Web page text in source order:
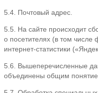
5.4. Почтовый адрес.
5.5. На сайте происходит
о посетителях (в том
интернет-статистики
5.6. Вышеперечисленные
объединены общим